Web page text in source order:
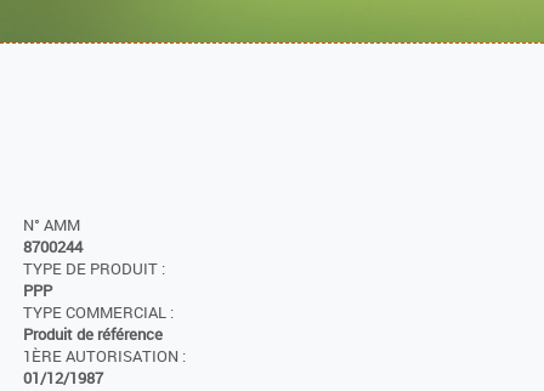
N° AMM
8700244
TYPE DE PRODUIT :
PPP
TYPE COMMERCIAL :
Produit de référence
1ÈRE AUTORISATION :
01/12/1987